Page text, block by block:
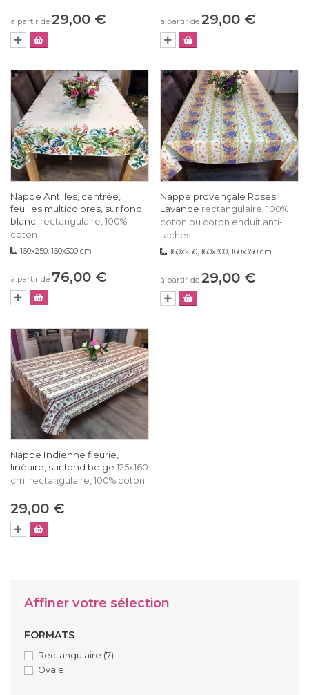
à partir de 29,00 € à partir de 29,00 €
Nappe Antilles, centrée,
feuilles multicolores, sur fond
blanc, rectangulaire, 100%
coton
160x250, 160x300 cm
à partir de 76,00 €
Nappe provençale Roses
Lavande rectangulaire, 100%
coton ou coton enduit anti-
taches
160x250, 160x300, 160x350 cm
à partir de 29,00 €
Nappe Indienne fleurie,
linéaire, sur fond beige 125x160
cm, rectangulaire, 100% coton
29,00 €
Affiner votre sélection
FORMATS
Rectangulaire (7)
Ovale